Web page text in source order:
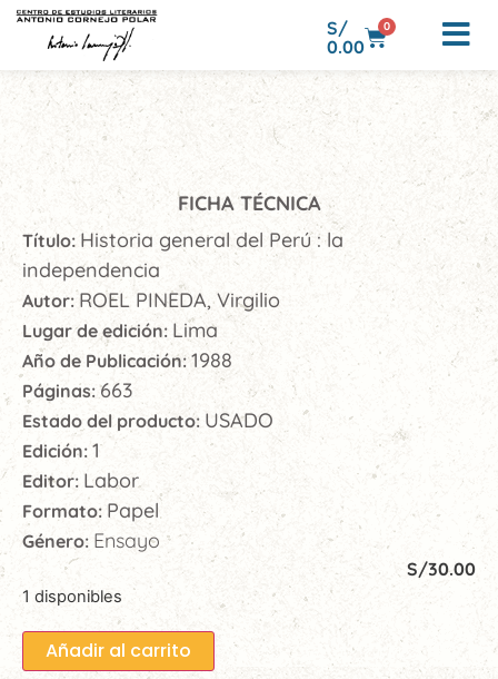
S/
0.00
0
FICHA TÉCNICA
Título: Historia general del Perú : la
independencia
Autor: ROEL PINEDA, Virgilio
Lugar de edición: Lima
Año de Publicación:1988
Páginas: 663
Estado del producto: USADO
Edición: 1
Editor: Labor
Formato: Papel
Género: Ensayo
S/30.00
1 disponibles
Añadir al carrito